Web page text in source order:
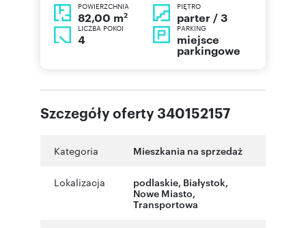
POWIERZCHNIA
82,00 m2
PIĘTRO
parter / 3
LICZBA POKOI
4
PARKING
miejsce
parkingowe
Szczegóły oferty 340152157
Kategoria Mieszkania na sprzedaż
Lokalizacja podlaskie, Białystok,
Nowe Miasto,
Transportowa